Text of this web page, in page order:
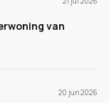
van
20 jun 2026